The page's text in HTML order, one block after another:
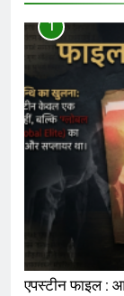
1
एपस्टीन फाइल :